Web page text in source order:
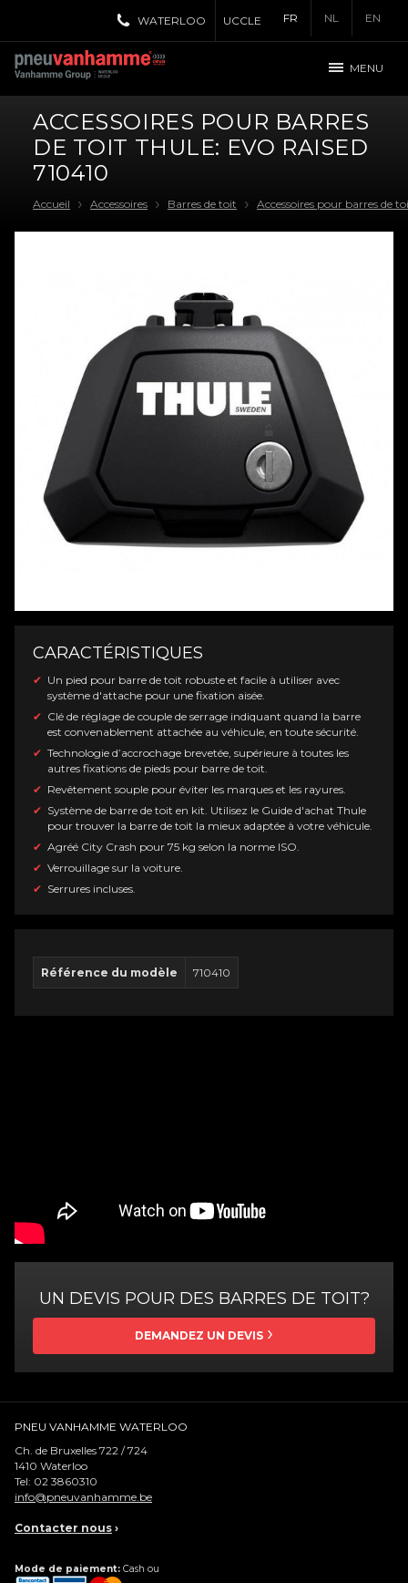
FR NL EN
WATERLOO UCCLE
MENU
ACCESSOIRES POUR BARRES
DE TOIT THULE: EVO RAISED
710410
Accueil Accessoires Barres de toit Accessoires pour barres de
CARACTÉRISTIQUES
Un pied pour barre de toit robuste et facile à utiliser avec
système d'attache pour une fixation aisée.
Clé de réglage de couple de serrage indiquant quand la barre
est convenablement attachée au véhicule, en toute sécurité.
Technologie d’accrochage brevetée, supérieure à toutes les
autres fixations de pieds pour barre de toit.
Revêtement souple pour éviter les marques et les rayures.
Système de barre de toit en kit. Utilisez le Guide d'achat Thule
pour trouver la barre de toit la mieux adaptée à votre véhicule.
Agréé City Crash pour 75 kg selon la norme ISO.
Verrouillage sur la voiture.
Serrures incluses.
Référence du modèle 710410
UN DEVIS POUR DES BARRES DE TOIT?
DEMANDEZ UN DEVIS
PNEU VANHAMME WATERLOO
Ch. de Bruxelles 722 / 724
1410 Waterloo
Tel: 02 3860310
info@pneuvanhamme.be
Contacter nous ›
Mode de paiement: Cash ou